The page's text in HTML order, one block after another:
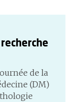
de la
(DM)